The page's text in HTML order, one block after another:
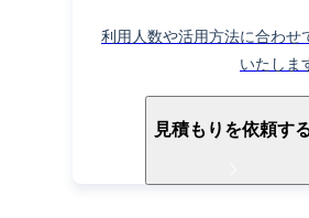
利用人数や活用方法に合わせ
いたしま
見積もりを依頼す